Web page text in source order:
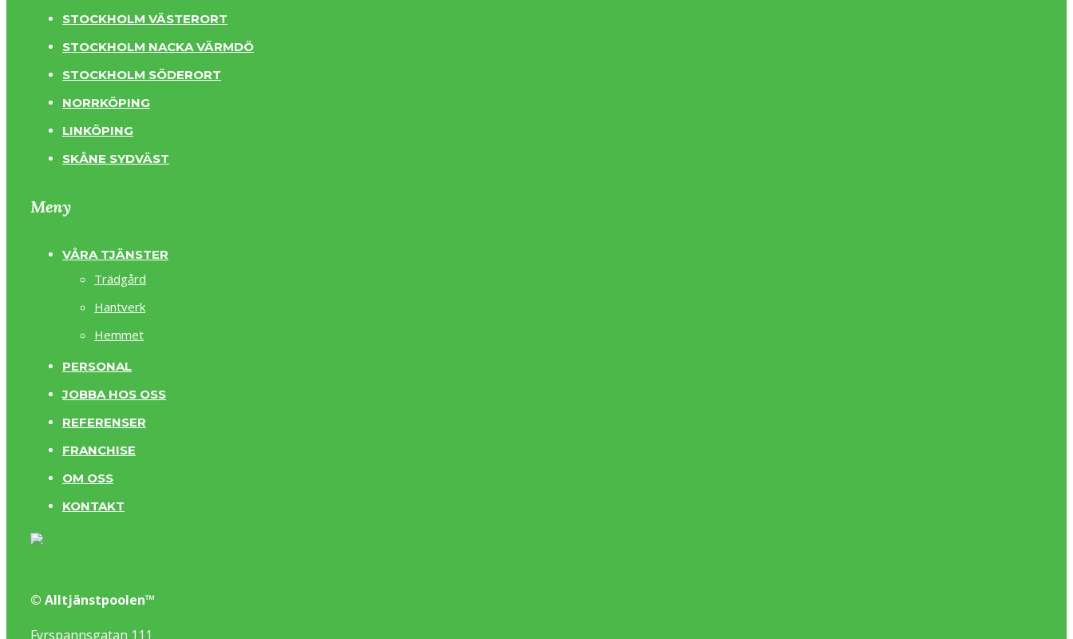
STOCKHOLM VÄSTERORT
STOCKHOLM NACKA VÄRMDÖ
STOCKHOLM SÖDERORT
NORRKÖPING
LINKÖPING
SKÅNE SYDVÄST
Meny
VÅRA TJÄNSTER
Trädgård
Hantverk
Hemmet
PERSONAL
JOBBA HOS OSS
REFERENSER
FRANCHISE
OM OSS
KONTAKT
© Alltjänstpoolen™
Fyrspannsgatan 111